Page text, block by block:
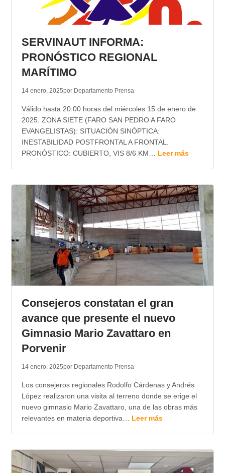
APP MÓVIL
SERVINAUT INFORMA:
PRONÓSTICO REGIONAL
MARÍTIMO
14 enero, 2025por Departamento Prensa
Válido hasta 20:00 horas del miércoles 15 de enero de
2025. ZONA SIETE (FARO SAN PEDRO A FARO
EVANGELISTAS): SITUACIÓN SINÓPTICA:
INESTABILIDAD POSTFRONTAL A FRONTAL.
PRONÓSTICO: CUBIERTO, VIS 8/6 KM… Leer más
Consejeros constatan el gran
avance que presente el nuevo
Gimnasio Mario Zavattaro en
Porvenir
14 enero, 2025por Departamento Prensa
Los consejeros regionales Rodolfo Cárdenas y Andrés
López realizaron una visita al terreno donde se erige el
nuevo gimnasio Mario Zavattaro, una de las obras más
relevantes en materia deportiva… Leer más